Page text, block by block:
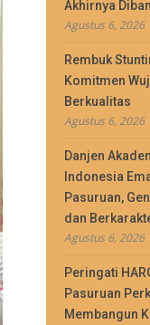
Akhirnya
Agustus 6, 2026
Rembuk
Komitmen
Berkualitas
Agustus 6, 2026
Danjen
Indonesia
Pasuruan,
dan
Agustus 6, 2026
Peringati
Pasuruan
Membangun